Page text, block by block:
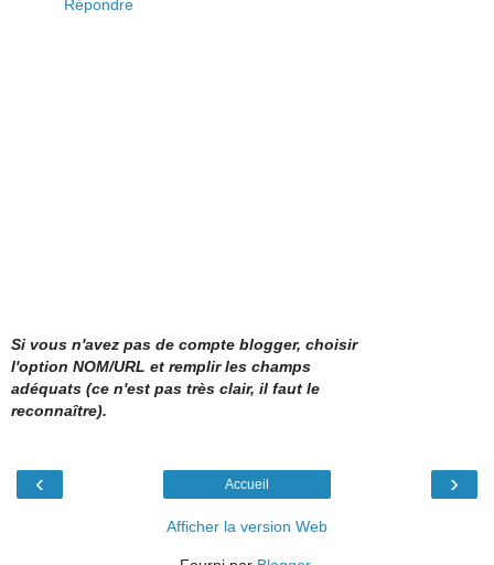
Répondre
Si vous n'avez pas de compte blogger, choisir
l'option NOM/URL et remplir les champs
adéquats (ce n'est pas très clair, il faut le
reconnaître).
‹ ›
Accueil
Afficher la version Web